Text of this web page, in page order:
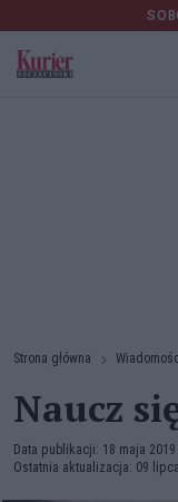
Strona główna
Naucz
Data publikacji: 18 maja 2019
Ostatnia aktualizacja: 09